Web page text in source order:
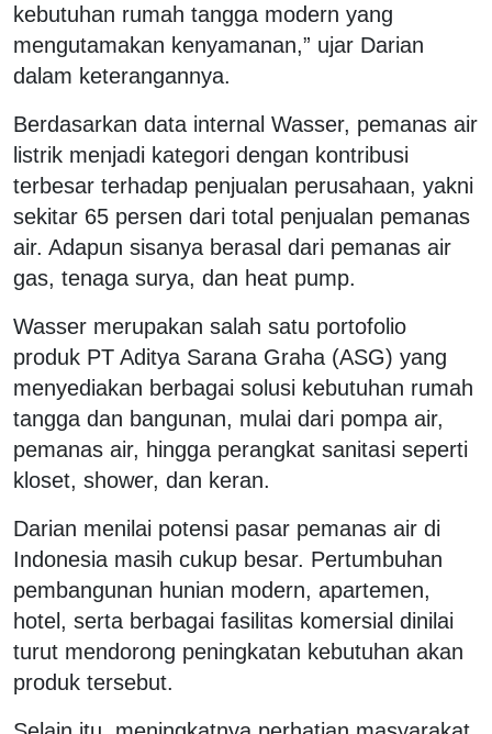
kebutuhan rumah tangga modern yang
mengutamakan kenyamanan,” ujar Darian
dalam keterangannya.
Berdasarkan data internal Wasser, pemanas air
listrik menjadi kategori dengan kontribusi
terbesar terhadap penjualan perusahaan, yakni
sekitar 65 persen dari total penjualan pemanas
air. Adapun sisanya berasal dari pemanas air
gas, tenaga surya, dan heat pump.
Wasser merupakan salah satu portofolio
produk PT Aditya Sarana Graha (ASG) yang
menyediakan berbagai solusi kebutuhan rumah
tangga dan bangunan, mulai dari pompa air,
pemanas air, hingga perangkat sanitasi seperti
kloset, shower, dan keran.
Darian menilai potensi pasar pemanas air di
Indonesia masih cukup besar. Pertumbuhan
pembangunan hunian modern, apartemen,
hotel, serta berbagai fasilitas komersial dinilai
turut mendorong peningkatan kebutuhan akan
produk tersebut.